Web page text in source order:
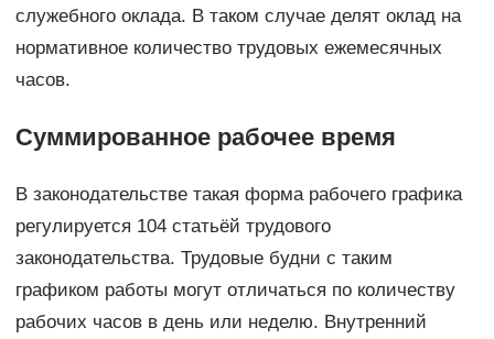
служебного оклада. В таком случае делят оклад на
нормативное количество трудовых ежемесячных
часов.
Суммированное рабочее время
В законодательстве такая форма рабочего графика
регулируется 104 статьёй трудового
законодательства. Трудовые будни с таким
графиком работы могут отличаться по количеству
рабочих часов в день или неделю. Внутренний